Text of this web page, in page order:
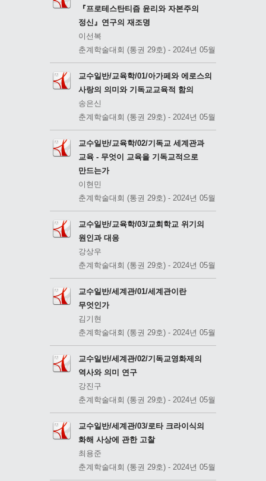
『프로테스탄티즘 윤리와 자본주의
정신』연구의 재조명
이선복
춘계학술대회 (통권 29호) - 2024년 05월
교수일반/교육학/01/아가페와 에로스의
사랑의 의미와 기독교교육적 함의
송은신
춘계학술대회 (통권 29호) - 2024년 05월
교수일반/교육학/02/기독교 세계관과
교육 - 무엇이 교육을 기독교적으로
만드는가
이현민
춘계학술대회 (통권 29호) - 2024년 05월
교수일반/교육학/03/교회학교 위기의
원인과 대응
강상우
춘계학술대회 (통권 29호) - 2024년 05월
교수일반/세계관/01/세계관이란
무엇인가
김기현
춘계학술대회 (통권 29호) - 2024년 05월
교수일반/세계관/02/기독교영화제의
역사와 의미 연구
강진구
춘계학술대회 (통권 29호) - 2024년 05월
교수일반/세계관/03/로타 크라이식의
화해 사상에 관한 고찰
최용준
춘계학술대회 (통권 29호) - 2024년 05월